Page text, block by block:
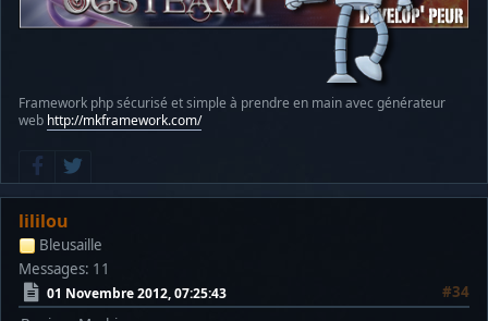
Framework php sécurisé et simple à prendre en main avec générateur
web http://mkframework.com/
lililou
Bleusaille
Messages: 11
01 Novembre 2012, 07:25:43
#34